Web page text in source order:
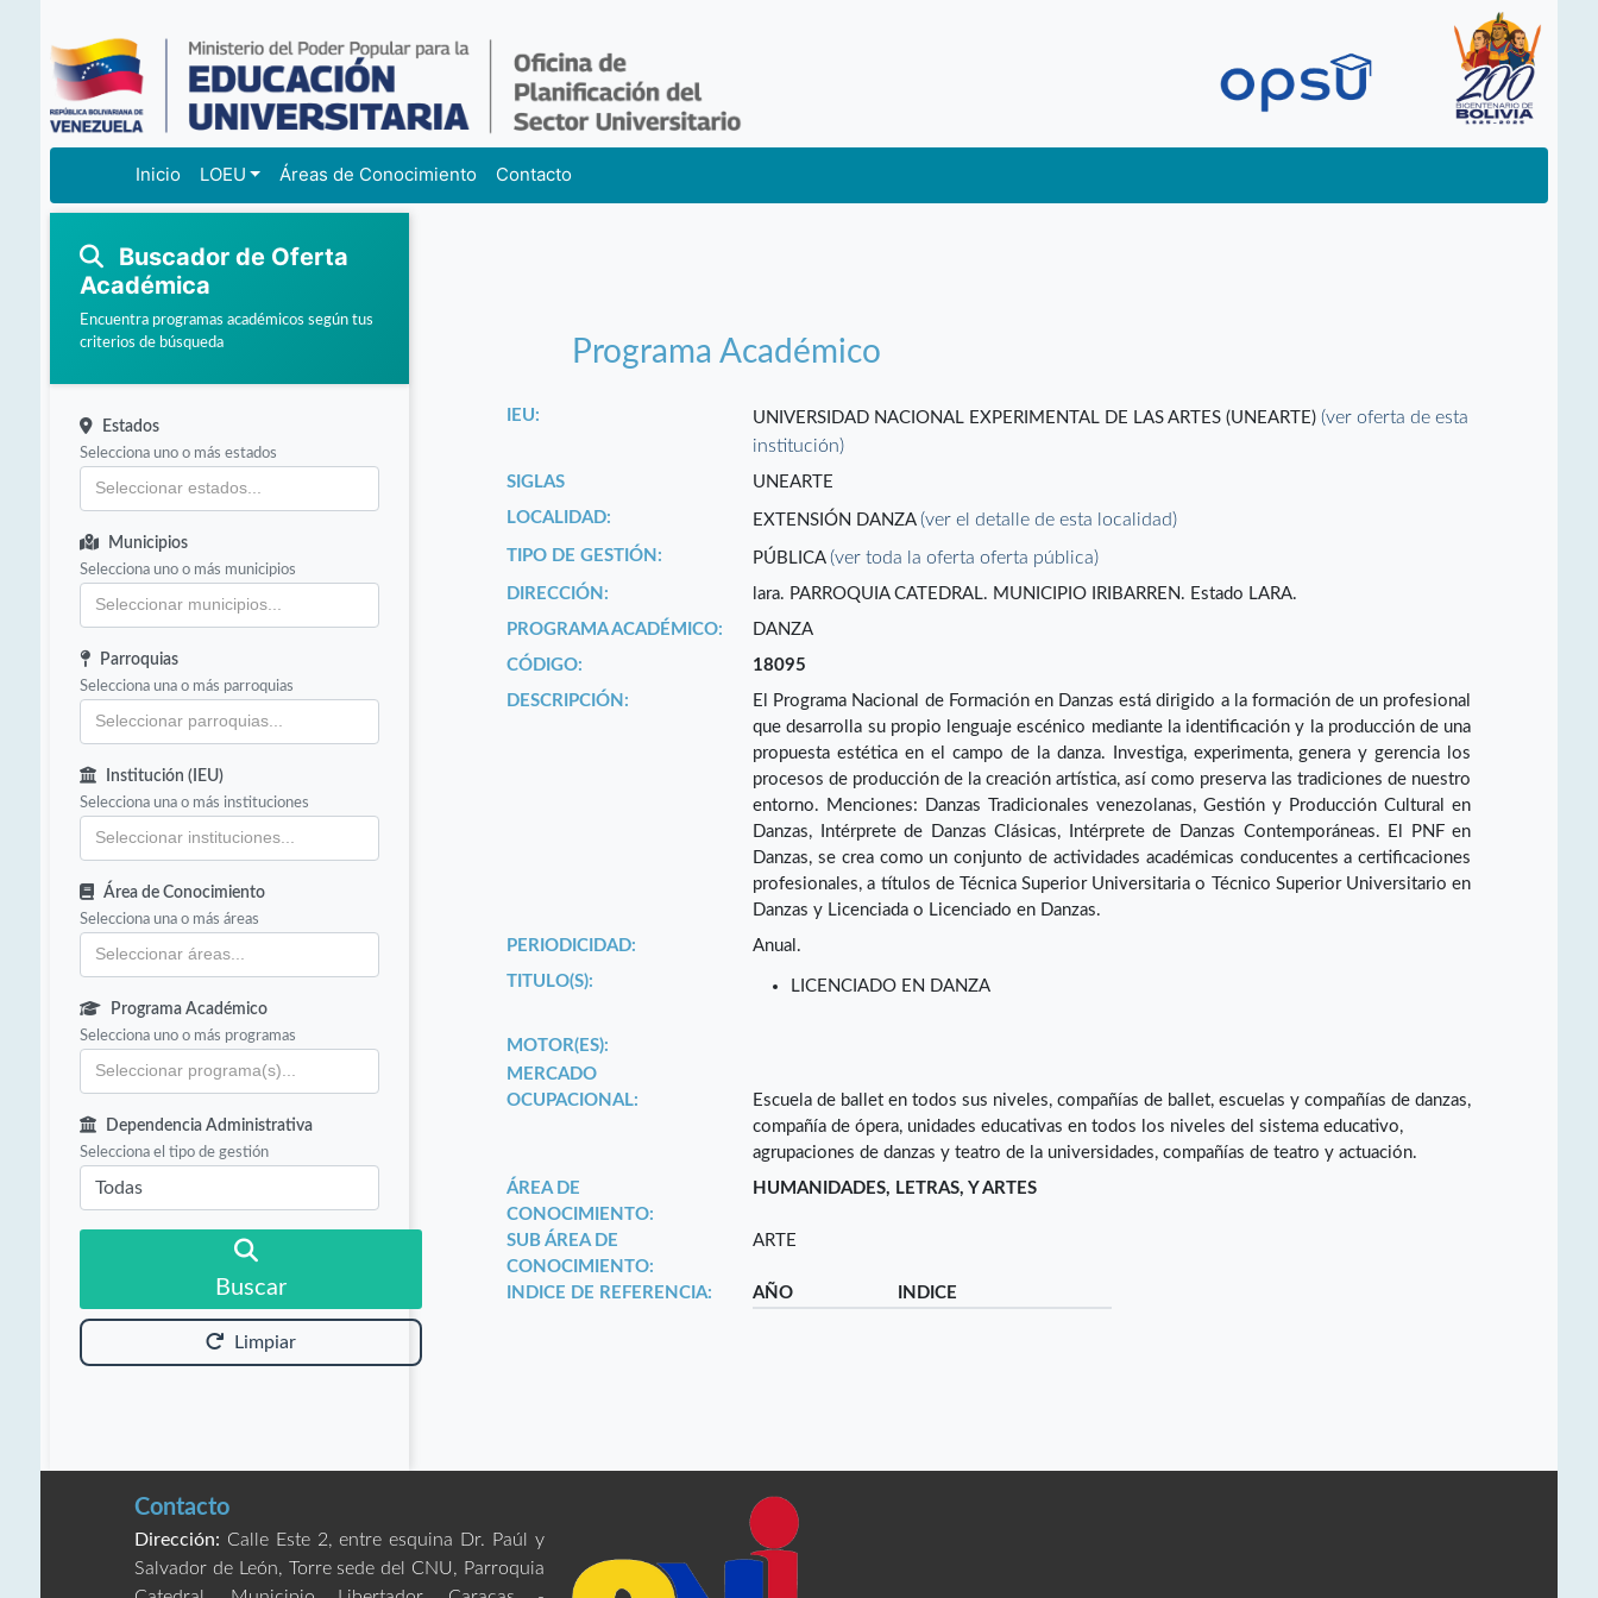
Inicio LOEU Áreas de Conocimiento Contacto
Buscador de Oferta
Académica
Encuentra programas académicos según tus
criterios de búsqueda
Estados
Selecciona uno o más estados
Municipios
Selecciona uno o más municipios
Parroquias
Selecciona una o más parroquias
Institución (IEU)
Selecciona una o más instituciones
Área de Conocimiento
Selecciona una o más áreas
Programa Académico
Selecciona uno o más programas
Dependencia Administrativa
Selecciona el tipo de gestión
Buscar
Limpiar
Programa Académico
IEU: UNIVERSIDAD NACIONAL EXPERIMENTAL DE LAS ARTES (UNEARTE)(ver oferta de esta
institución)
SIGLAS
UNEARTE
LOCALIDAD:
EXTENSIÓN DANZA(ver el detalle de esta localidad)
TIPO DE GESTIÓN: PÚBLICA(ver toda la oferta oferta pública)
DIRECCIÓN:
lara. PARROQUIA CATEDRAL. MUNICIPIO IRIBARREN. Estado LARA.
PROGRAMA ACADÉMICO:
DANZA
CÓDIGO:
18095
DESCRIPCIÓN:
El Programa Nacional de Formación en Danzas está dirigido a la formación de un profesional
que desarrolla su propio lenguaje escénico mediante la identificación y la producción de una
propuesta estética en el campo de la danza. Investiga, experimenta, genera y gerencia los
procesos de producción de la creación artística, así como preserva las tradiciones de nuestro
entorno. Menciones: Danzas Tradicionales venezolanas, Gestión y Producción Cultural en
Danzas, Intérprete de Danzas Clásicas, Intérprete de Danzas Contemporáneas. El PNF en
Danzas, se crea como un conjunto de actividades académicas conducentes a certificaciones
profesionales, a títulos de Técnica Superior Universitaria o Técnico Superior Universitario en
Danzas y Licenciada o Licenciado en Danzas.
PERIODICIDAD:
Anual.
TITULO(S):
LICENCIADO EN DANZA
MOTOR(ES):
MERCADO
OCUPACIONAL:
Escuela de ballet en todos sus niveles, compañías de ballet, escuelas y compañías de danzas,
compañía de ópera, unidades educativas en todos los niveles del sistema educativo,
agrupaciones de danzas y teatro de la universidades, compañías de teatro y actuación.
ÁREA DE
CONOCIMIENTO:
HUMANIDADES, LETRAS, Y ARTES
SUB ÁREA DE
CONOCIMIENTO:
ARTE
INDICE DE REFERENCIA: AÑO INDICE
Contacto
Dirección: Calle Este 2, entre esquina Dr. Paúl y
Salvador de León, Torre sede del CNU, Parroquia